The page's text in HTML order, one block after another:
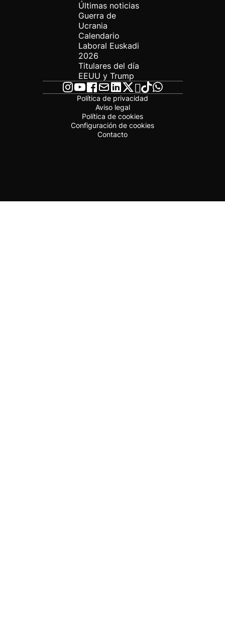
Últimas noticias
Guerra de
Ucrania
Calendario
Laboral Euskadi
2026
Titulares del día
EEUU y Trump
Política de privacidad
Aviso legal
Política de cookies
Configuración de cookies
Contacto